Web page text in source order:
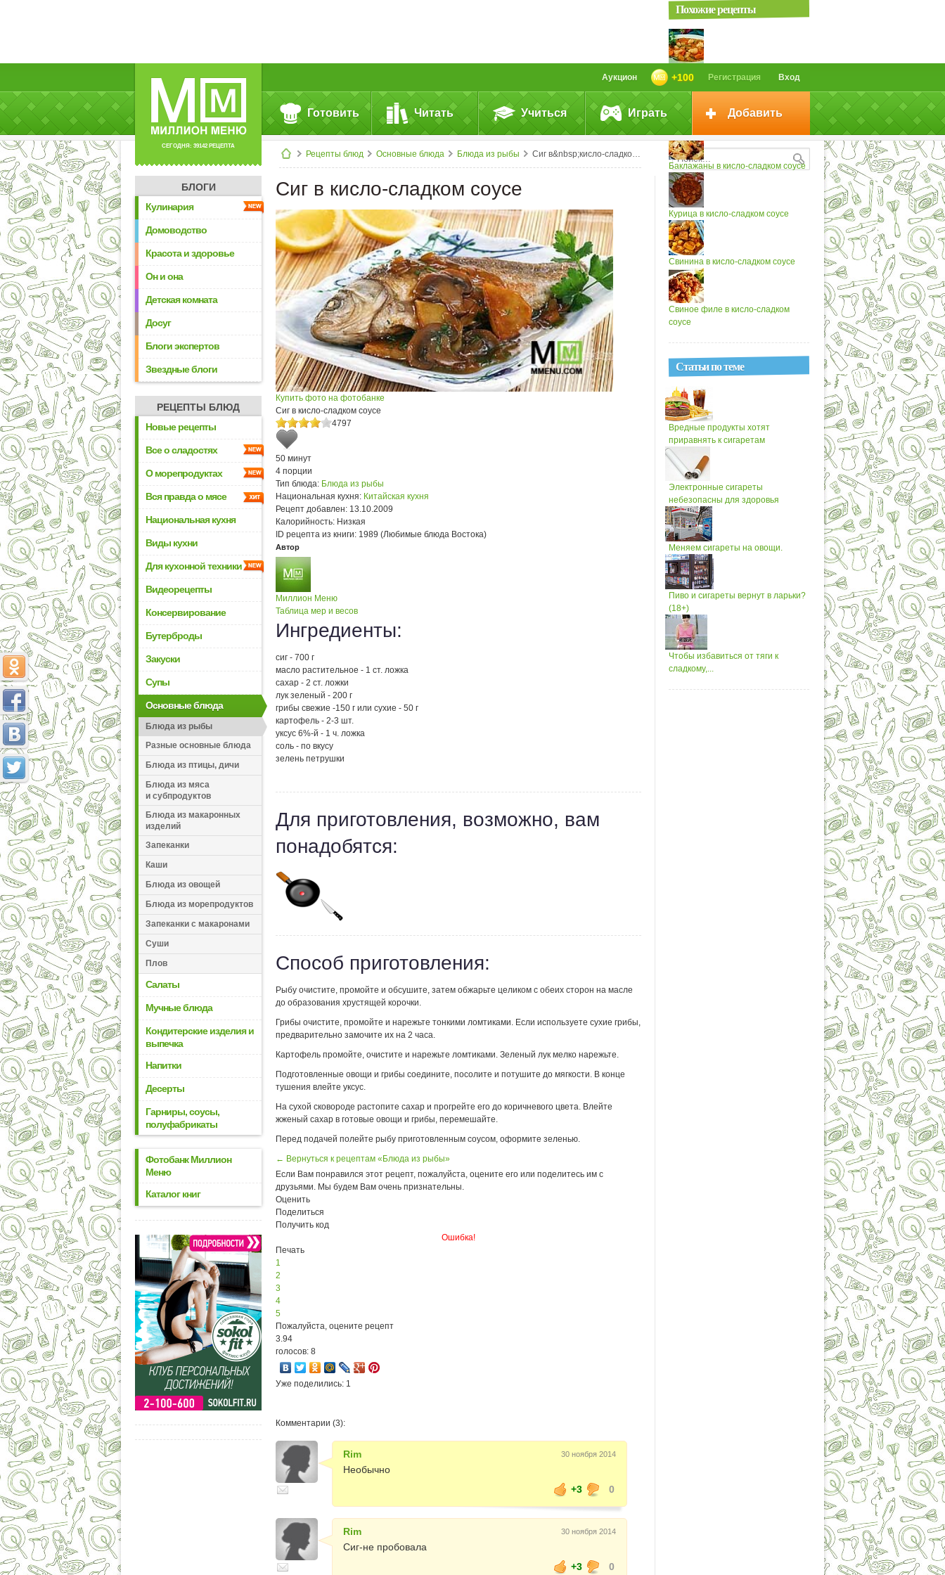
СЕГОДНЯ: 39142 РЕЦЕПТА
Вход
Регистрация
+100
Аукцион
Готовить Читать Учиться Играть Добавить
Рецепты блюд Основные блюда Блюда из рыбы Сиг в&nbsp;кисло-сладком соусе
БЛОГИ
Кулинария
Домоводство
Красота и здоровье
Он и она
Детская комната
Досуг
Блоги экспертов
Звездные блоги
РЕЦЕПТЫ БЛЮД
Новые рецепты
Все о сладостях
О морепродуктах
Вся правда о мясе
Национальная кухня
Виды кухни
Для кухонной техники
Видеорецепты
Консервирование
Бутерброды
Закуски
Супы
Основные блюда
Блюда из рыбы
Разные основные блюда
Блюда из птицы, дичи
Блюда из мяса
и субпродуктов
Блюда из макаронных
изделий
Запеканки
Каши
Блюда из овощей
Блюда из морепродуктов
Запеканки с макаронами
Суши
Плов
Салаты
Мучные блюда
Кондитерские изделия и
выпечка
Напитки
Десерты
Гарниры, соусы,
полуфабрикаты
Фотобанк Миллион
Меню
Каталог книг
Сиг в кисло-сладком соусе
Купить фото на фотобанке
Сиг в кисло-сладком соусе
4797
50 минут
4 порции
Тип блюда: Блюда из рыбы
Национальная кухня: Китайская кухня
Рецепт добавлен: 13.10.2009
Калорийность: Низкая
ID рецепта из книги: 1989 (Любимые блюда Востока)
Автор
Миллион Меню
Таблица мер и весов
Ингредиенты:
сиг - 700 г
масло растительное - 1 ст. ложка
сахар - 2 ст. ложки
лук зеленый - 200 г
грибы свежие -150 г или сухие - 50 г
картофель - 2-3 шт.
уксус 6%-й - 1 ч. ложка
соль - по вкусу
зелень петрушки
Для приготовления, возможно, вам
понадобятся:
Способ приготовления:
Рыбу очистите, промойте и обсушите, затем обжарьте целиком с обеих сторон на масле
до образования хрустящей корочки.
Грибы очистите, промойте и нарежьте тонкими ломтиками. Если используете сухие грибы,
предварительно замочите их на 2 часа.
Картофель промойте, очистите и нарежьте ломтиками. Зеленый лук мелко нарежьте.
Подготовленные овощи и грибы соедините, посолите и потушите до мягкости. В конце
тушения влейте уксус.
На сухой сковороде растопите сахар и прогрейте его до коричневого цвета. Влейте
жженый сахар в готовые овощи и грибы, перемешайте.
Перед подачей полейте рыбу приготовленным соусом, оформите зеленью.
← Вернуться к рецептам «Блюда из рыбы»
Если Вам понравился этот рецепт, пожалуйста, оцените его или поделитесь им с
друзьями. Мы будем Вам очень признательны.
Оценить
Поделиться
Получить код
Ошибка!
Печать
1
2
3
4
5
Пожалуйста, оцените рецепт
3.94
голосов: 8
Уже поделились: 1
Комментарии (3):
Rim 30 ноября 2014
Необычно
+3
0
Rim 30 ноября 2014
Сиг-не пробовала
+3
0
Похожие рецепты
Карп в кисло-сладком соусе
Баклажаны в кисло-сладком соусе
Курица в кисло-сладком соусе
Свинина в кисло-сладком соусе
Свиное филе в кисло-сладком
соусе
Статьи по теме
Вредные продукты хотят
приравнять к сигаретам
Электронные сигареты
небезопасны для здоровья
Меняем сигареты на овощи.
Пиво и сигареты вернут в ларьки?
(18+)
Чтобы избавиться от тяги к
сладкому,...